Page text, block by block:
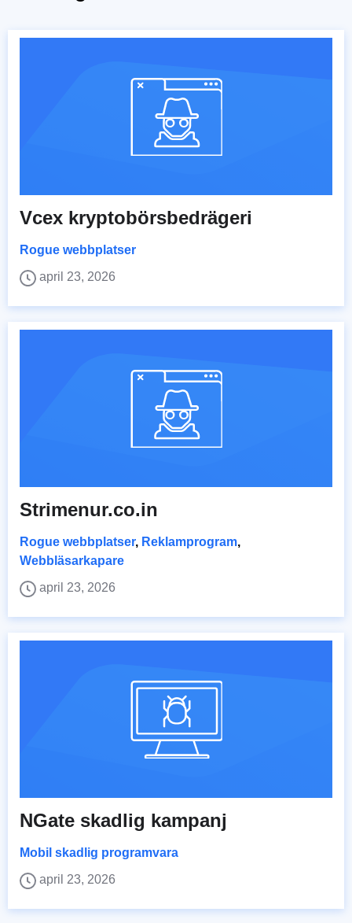
Vcex kryptobörsbedrägeri
Rogue webbplatser
april 23, 2026
Strimenur.co.in
Rogue webbplatser, Reklamprogram,
Webbläsarkapare
april 23, 2026
NGate skadlig kampanj
Mobil skadlig programvara
april 23, 2026